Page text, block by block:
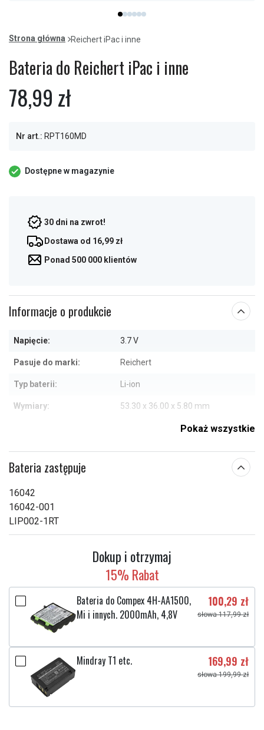
item
0
item
1
item
item
item
item
of
Strona główna Reichert iPac i inne
Bateria do Reichert iPac i inne
78,99 zł
Nr art.: RPT160MD
Dostępne w magazynie
30 dni na zwrot!
Dostawa od 16,99 zł
Ponad 500 000 klientów
Informacje o produkcie
Napięcie: 3.7 V
Pasuje do marki: Reichert
Typ baterii: Li-ion
Wymiary: 53.30 x 36.00 x 5.80 mm
Pokaż wszystkie
Bateria zastępuje
16042
16042-001
LIP002-1RT
Dokup i otrzymaj
15% Rabat
Bateria do Compex 4H-AA1500,
Mi i innych. 2000mAh, 4,8V
100,29 zł
słowa 117,99 zł
Mindray T1 etc. 169,99 zł
słowa 199,99 zł